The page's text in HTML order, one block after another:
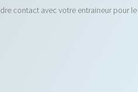
contact avec votre entraineur pour